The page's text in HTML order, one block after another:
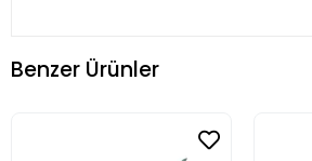
Benzer Ürünler